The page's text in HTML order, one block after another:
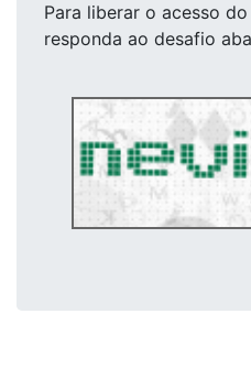
Para liberar o acesso do
responda ao desafio